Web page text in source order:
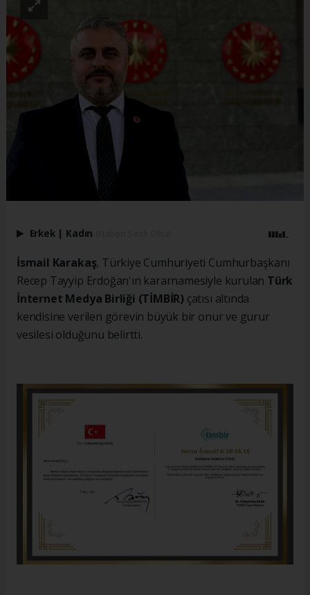
Erkek | Kadın
İsmail Karakaş, Türkiye Cumhuriyeti Cumhurbaşkanı
Recep Tayyip Erdoğan'ın kararnamesiyle kurulan Türk
İnternet Medya Birliği (TİMBİR) çatısı altında
kendisine verilen görevin büyük bir onur ve gurur
vesilesi olduğunu belirtti.